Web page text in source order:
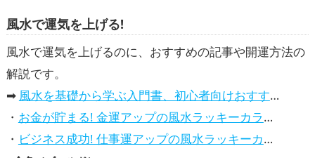
の開運グッズ,旧2025年（令和7年）の開運グッズ
ップ , 仕事運アップ
風水で運気を上げる!
風水で運気を上げるのに、おすすめの記事や開運方法の
解説です。
➡ 風水を基礎から学ぶ入門書、初心者向けおすすめ本
・ お金が貯まる! 金運アップの風水ラッキーカラー5選、効果解説
・ ビジネス成功! 仕事運アップの風水ラッキーカラー5選、効果解説